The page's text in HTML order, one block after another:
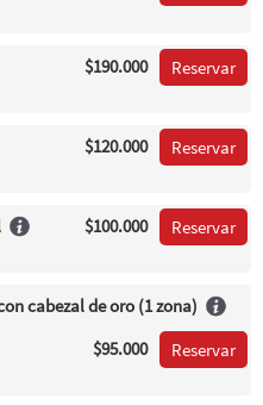
$190.000 Reservar
$120.000 Reservar
$100.000 Reservar
cabezal de oro (1 zona)
$95.000
Reservar